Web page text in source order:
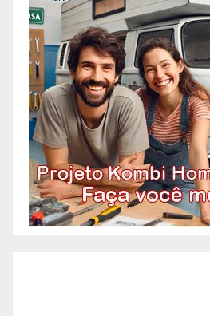
funcionando da melhor forma. Já
são +7 mil celulares recuperados
com qualidade e confiança.